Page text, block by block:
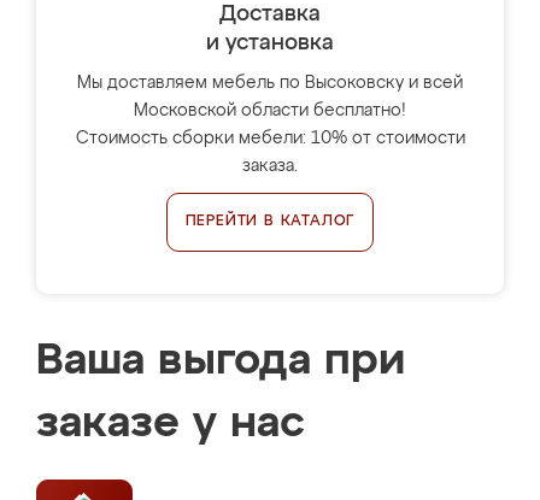
Доставка
и установка
Мы доставляем мебель по Высоковску и всей
Московской области бесплатно!
Стоимость сборки мебели: 10% от стоимости
заказа.
ПЕРЕЙТИ В КАТАЛОГ
Ваша выгода при
заказе у нас